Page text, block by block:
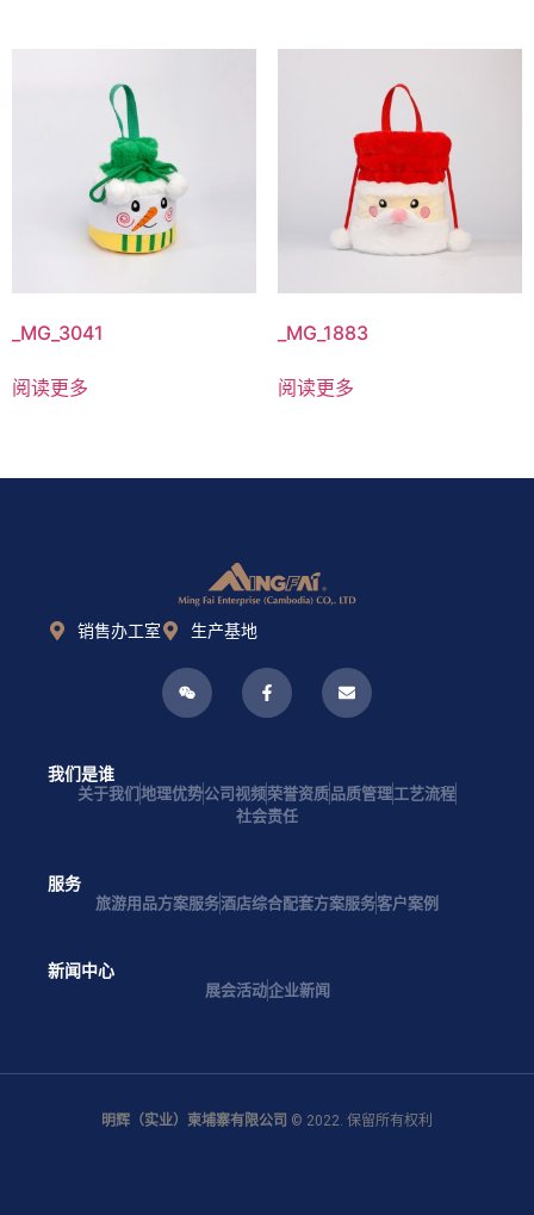
_MG_3041
阅读更多
_MG_1883
阅读更多
销售办工室 生产基地
我们是谁
关于我们 地理优势公司视频荣誉资质品质管理工艺流程
社会责任
服务
旅游用品方案服务酒店综合配套方案服务客户案例
新闻中心
展会活动企业新闻
明辉（实业）柬埔寨有限公司 © 2022. 保留所有权利